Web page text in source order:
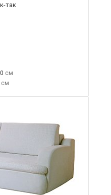
так